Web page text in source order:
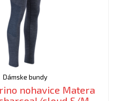
Dámske bundy
nohavice Matera